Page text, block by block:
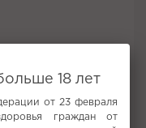
18 лет
от 23 февраля
граждан от